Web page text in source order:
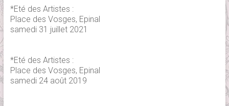
*Eté des Artistes :
Place des Vosges, Epinal
samedi 31 juillet 2021
*Eté des Artistes :
Place des Vosges, Epinal
samedi 24 août 2019